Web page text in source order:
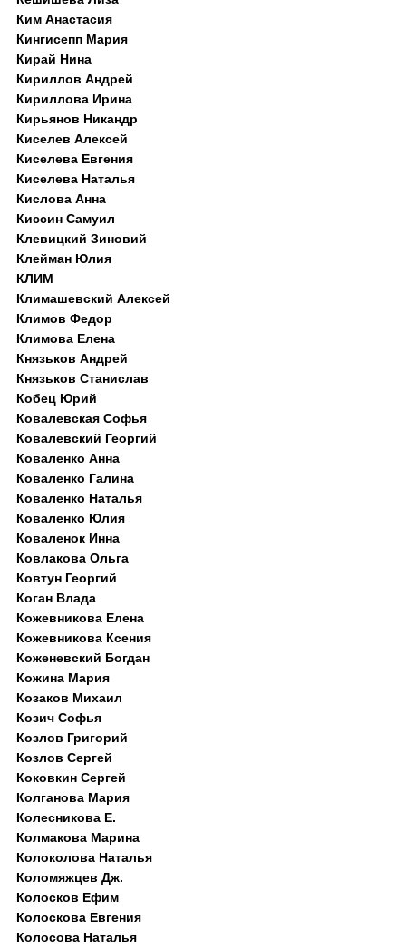
Ким Анастасия
Кингисепп Мария
Кирай Нина
Кириллов Андрей
Кириллова Ирина
Кирьянов Никандр
Киселев Алексей
Киселева Евгения
Киселева Наталья
Кислова Анна
Киссин Самуил
Клевицкий Зиновий
Клейман Юлия
КЛИМ
Климашевский Алексей
Климов Федор
Климова Елена
Князьков Андрей
Князьков Станислав
Кобец Юрий
Ковалевская Софья
Ковалевский Георгий
Коваленко Анна
Коваленко Галина
Коваленко Наталья
Коваленко Юлия
Коваленок Инна
Ковлакова Ольга
Ковтун Георгий
Коган Влада
Кожевникова Елена
Кожевникова Ксения
Коженевский Богдан
Кожина Мария
Козаков Михаил
Козич Софья
Козлов Григорий
Козлов Сергей
Коковкин Сергей
Колганова Мария
Колесникова Е.
Колмакова Марина
Колоколова Наталья
Коломяжцев Дж.
Колосков Ефим
Колоскова Евгения
Колосова Наталья